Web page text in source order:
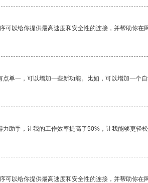
可以给你提供最高速度和安全性的连接，并帮助你在
单一，可以增加一些新功能。比如，可以增加一个
助手，让我的工作效率提高了50%，让我能够更轻松
可以给你提供最高速度和安全性的连接，并帮助你在